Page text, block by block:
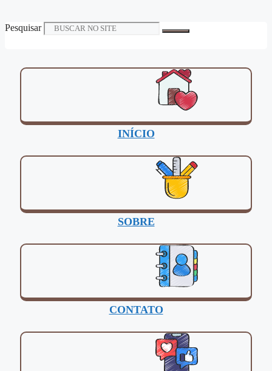
Pesquisar
INÍCIO
SOBRE
CONTATO